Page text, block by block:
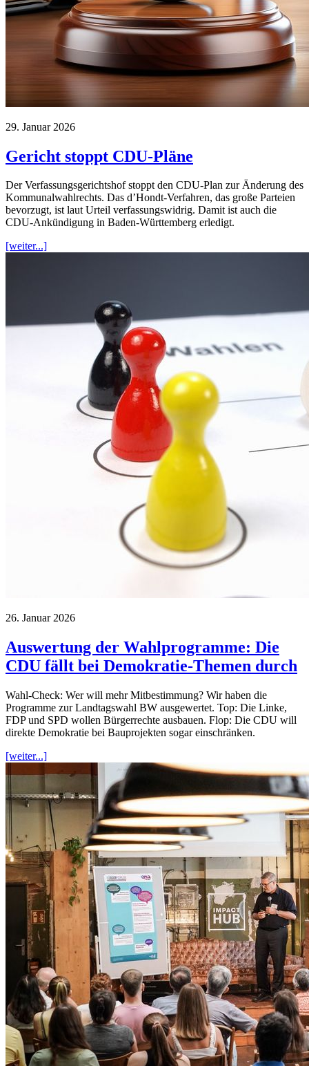
29. Januar 2026
Gericht stoppt CDU-Pläne
Der Verfassungsgerichtshof stoppt den CDU-Plan zur Änderung des
Kommunalwahlrechts. Das d’Hondt-Verfahren, das große Parteien
bevorzugt, ist laut Urteil verfassungswidrig. Damit ist auch die
CDU-Ankündigung in Baden-Württemberg erledigt.
[weiter...]
26. Januar 2026
Auswertung der Wahlprogramme: Die
CDU fällt bei Demokratie-Themen durch
Wahl-Check: Wer will mehr Mitbestimmung? Wir haben die
Programme zur Landtagswahl BW ausgewertet. Top: Die Linke,
FDP und SPD wollen Bürgerrechte ausbauen. Flop: Die CDU will
direkte Demokratie bei Bauprojekten sogar einschränken.
[weiter...]